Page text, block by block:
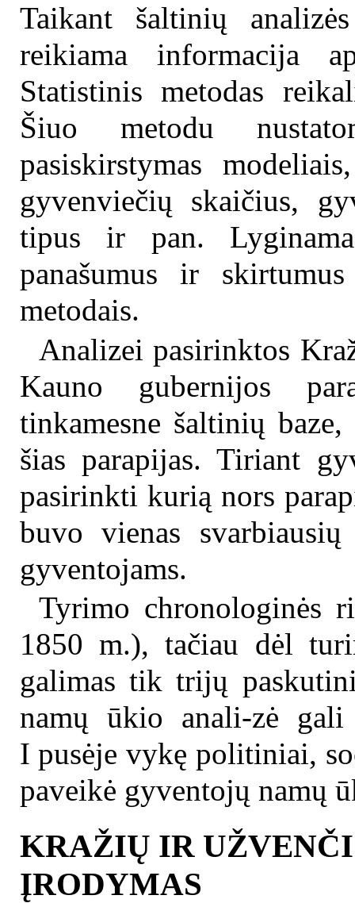
Taikant šaltinių
reikiama informacija
Statistinis metodas
Šiuo metodu
pasiskirstymas
gyvenviečių skaičius,
tipus ir pan.
panašumus ir
metodais.
Analizei pasirinktos
Kauno gubernijos
tinkamesne šaltinių
šias parapijas. Tiriant
pasirinkti kurią nors
buvo vienas
gyventojams.
Tyrimo chronologinės
1850 m.), tačiau dėl
galimas tik trijų
namų ūkio anali-zė
I pusėje vykę politiniai,
paveikė gyventojų namų
KRAŽIŲ IR
ĮRODYMAS